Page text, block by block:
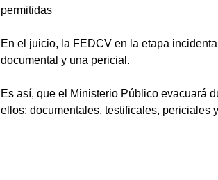
permitidas
En el juicio, la FEDCV en la etapa
documental y una pericial.
Es así, que el Ministerio Público evacuará
ellos: documentales, testificales, periciales